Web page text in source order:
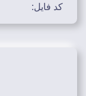
کد فایل: